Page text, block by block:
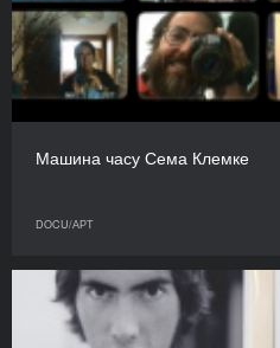
Машина часу Сема Клемке
DOCU/АРТ